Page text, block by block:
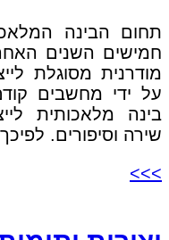
תחום הבינה
חמישים השנים
מודרנית מסוגלת
על ידי מחשבים
בינה מלאכותית
שירה וסיפורים.
>>>